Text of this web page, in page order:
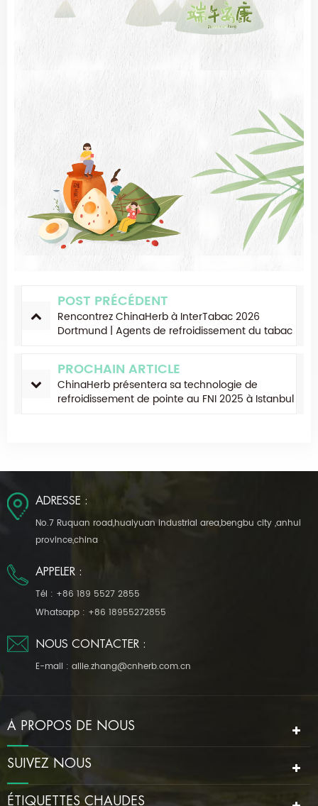
POST PRÉCÉDENT
Rencontrez ChinaHerb à InterTabac 2026
Dortmund | Agents de refroidissement du tabac
PROCHAIN ARTICLE
ChinaHerb présentera sa technologie de
refroidissement de pointe au FNI 2025 à Istanbul
ADRESSE :
No.7 Ruquan road,huaiyuan industrial area,bengbu city ,anhui
province,china
APPELER :
Tél : +86 189 5527 2855
Whatsapp : +86 18955272855
NOUS CONTACTER :
E-mail : allie.zhang@cnherb.com.cn
À PROPOS DE NOUS
SUIVEZ NOUS
ÉTIQUETTES CHAUDES